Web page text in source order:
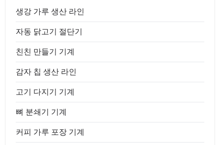
생강 가루 생산 라인
자동 닭고기 절단기
친친 만들기 기계
감자 칩 생산 라인
고기 다지기 기계
뼈 분쇄기 기계
커피 가루 포장 기계